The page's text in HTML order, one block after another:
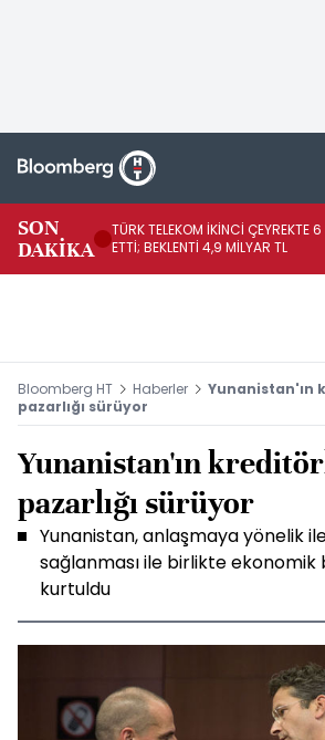
SON
DAKİKA
TÜRK TELEKOM İKİNCİ ÇEYREKTE
ETTİ; BEKLENTİ 4,9 MİLYAR TL
Bloomberg HT Haberler
Yunanistan'ın
pazarlığı sürüyor
Yunanistan'ın
pazarlığı sürüyor
Yunanistan, anlaşmaya yönelik
sağlanması ile birlikte
kurtuldu